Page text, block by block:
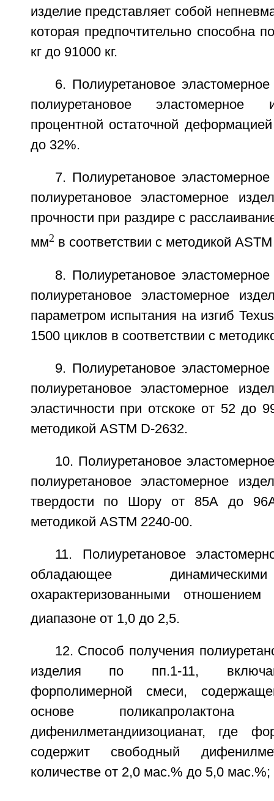
изделие представляет собой
которая предпочтительно способна
кг до 91000 кг.
6. Полиуретановое
полиуретановое эластомерное
процентной остаточной
до 32%.
7. Полиуретановое
полиуретановое эластомерное
прочности при раздире с
мм2 в соответствии с методикой
8. Полиуретановое
полиуретановое эластомерное
параметром испытания на изгиб
1500 циклов в соответствии с
9. Полиуретановое
полиуретановое эластомерное
эластичности при отскоке от 52 до
методикой ASTM D-2632.
10. Полиуретановое
полиуретановое эластомерное
твердости по Шору от 85А до
методикой ASTM 2240-00.
11. Полиуретановое
обладающее
охарактеризованными отношением
диапазоне от 1,0 до 2,5.
12. Способ получения
изделия по пп.1-11,
форполимерной смеси,
основе
дифенилметандиизоцианат, где
содержит свободный
количестве от 2,0 мас.% до 5,0 мас.%;